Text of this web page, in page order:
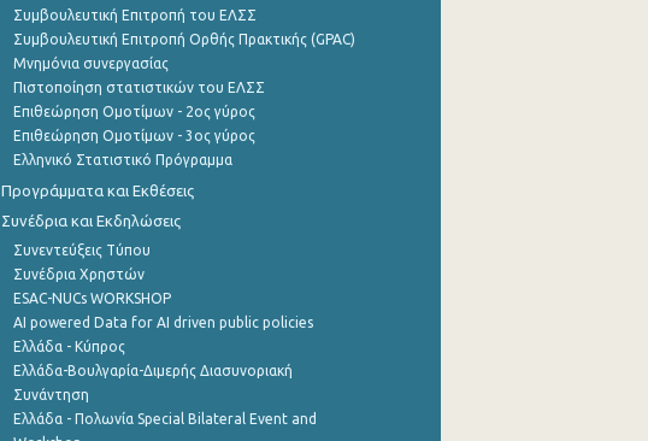
Συμβουλευτική Επιτροπή του ΕΛΣΣ
Συμβουλευτική Επιτροπή Ορθής Πρακτικής (GPAC)
Μνημόνια συνεργασίας
Πιστοποίηση στατιστικών του ΕΛΣΣ
Επιθεώρηση Ομοτίμων - 2ος γύρος
Επιθεώρηση Ομοτίμων - 3ος γύρος
Ελληνικό Στατιστικό Πρόγραμμα
Προγράμματα και Εκθέσεις
Συνέδρια και Εκδηλώσεις
Συνεντεύξεις Τύπου
Συνέδρια Χρηστών
ESAC-NUCs WORKSHOP
AI powered Data for AI driven public policies
Ελλάδα - Κύπρος
Ελλάδα-Βουλγαρία-Διμερής Διασυνοριακή
Συνάντηση
Ελλάδα - Πολωνία Special Bilateral Event and